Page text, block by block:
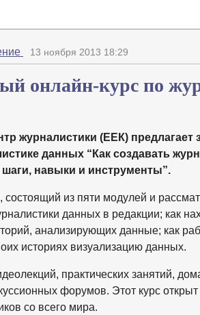
13 ноября 2013 18:29
онлайн-курс по
журналистики (ЕЕК) предлагает
данных “Как создавать
навыки и инструменты”.
состоящий из пяти модулей и
данных в редакции; как
анализирующих данные; как
историях визуализацию данных.
практических занятий,
форумов. Этот курс
со всего мира.